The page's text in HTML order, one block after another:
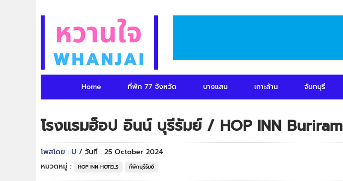
Home ที่พัก 77 จังหวัด บางแสน เกาะล้าน จันทบุรี
โรงแรมฮ็อป อินน์ บุรีรัมย์ / HOP INN Buriram
โพสโดย : U / วันที่ : 25 October 2024
หมวดหมู่ :
HOP INN HOTELS ที่พักบุรีรัมย์